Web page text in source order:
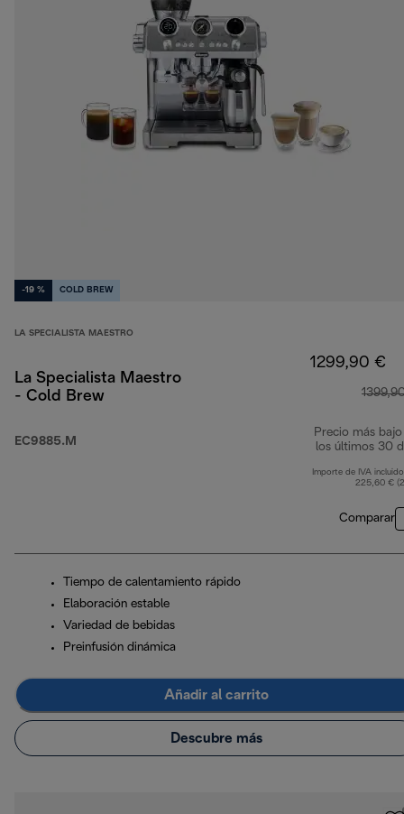
-19 % COLD BREW
LA SPECIALISTA MAESTRO
La Specialista Maestro
- Cold Brew
EC9885.M
1299,90 €
Precio más bajo
los últimos 30
Importe de IVA
225,60 €
Comparar
Tiempo de calentamiento rápido
Elaboración estable
Variedad de bebidas
Preinfusión dinámica
Añadir al carrito
Descubre más